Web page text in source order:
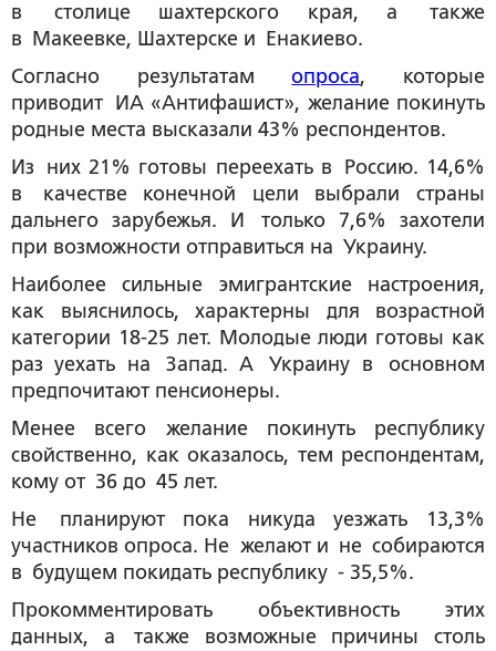
в столице шахтерского края, а также
в Макеевке, Шахтерске и Енакиево.
Согласно результатамопроса, которые
приводит ИА «Антифашист», желание покинуть
родные места высказали 43% респондентов.
Из них 21% готовы переехать в Россию. 14,6%
в качестве конечной цели выбрали страны
дальнего зарубежья. И только 7,6% захотели
при возможности отправиться на Украину.
Наиболее сильные эмигрантские настроения,
как выяснилось, характерны для возрастной
категории 18-25 лет. Молодые люди готовы как
раз уехать на Запад. А Украину в основном
предпочитают пенсионеры.
Менее всего желание покинуть республику
свойственно, как оказалось, тем респондентам,
кому от 36 до 45 лет.
Не планируют пока никуда уезжать 13,3%
участников опроса. Не желают и не собираются
в будущем покидать республику - 35,5%.
Прокомментировать объективность этих
данных, а также возможные причины столь